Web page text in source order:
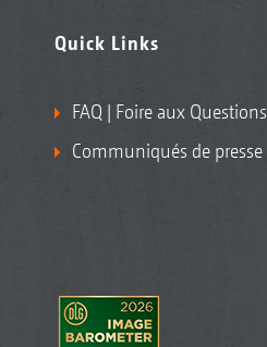
Quick Links
FAQ | Foire aux Questions
Communiqués de presse